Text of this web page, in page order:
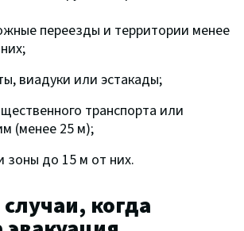
переезды и территории менее
виадуки или эстакады;
транспорта или
(менее 25 м);
зоны до 15 м от них.
когда